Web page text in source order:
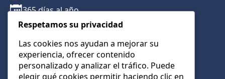
365 días al año
Traslados con reserva previa
Atención por teléfono y WhatsApp 24/7
CONTÁCTANOS
+34 622 01 23 74
Respetamos su privacidad
Las cookies nos ayudan a mejorar su
experiencia, ofrecer contenido
personalizado y analizar el tráfico. Puede
elegir qué cookies permitir haciendo clic en